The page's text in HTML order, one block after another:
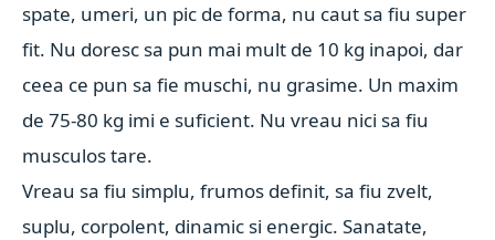
spate, umeri, un pic de forma, nu caut sa fiu super
fit. Nu doresc sa pun mai mult de 10 kg inapoi, dar
ceea ce pun sa fie muschi, nu grasime. Un maxim
de 75-80 kg imi e suficient. Nu vreau nici sa fiu
musculos tare.
Vreau sa fiu simplu, frumos definit, sa fiu zvelt,
suplu, corpolent, dinamic si energic. Sanatate,